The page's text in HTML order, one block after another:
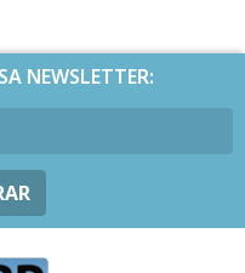
NEWSLETTER: